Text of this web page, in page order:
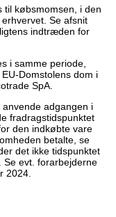
til købsmomsen, i den
Se afsnit
indtræden for
i samme periode,
Domstolens dom i
SpA.
adgangen i
fradragstidspunktet
den indkøbte vare
betalte, se
det ikke tidspunktet
Se evt. forarbejderne
2024.